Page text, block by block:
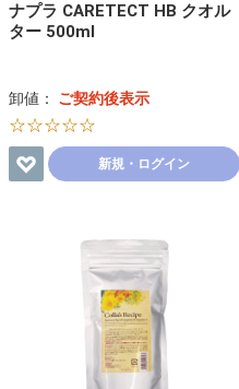
ナプラ CARETECT HB クオル
ター 500ml
卸値： ご契約後表示
☆☆☆☆☆
新規・ログイン